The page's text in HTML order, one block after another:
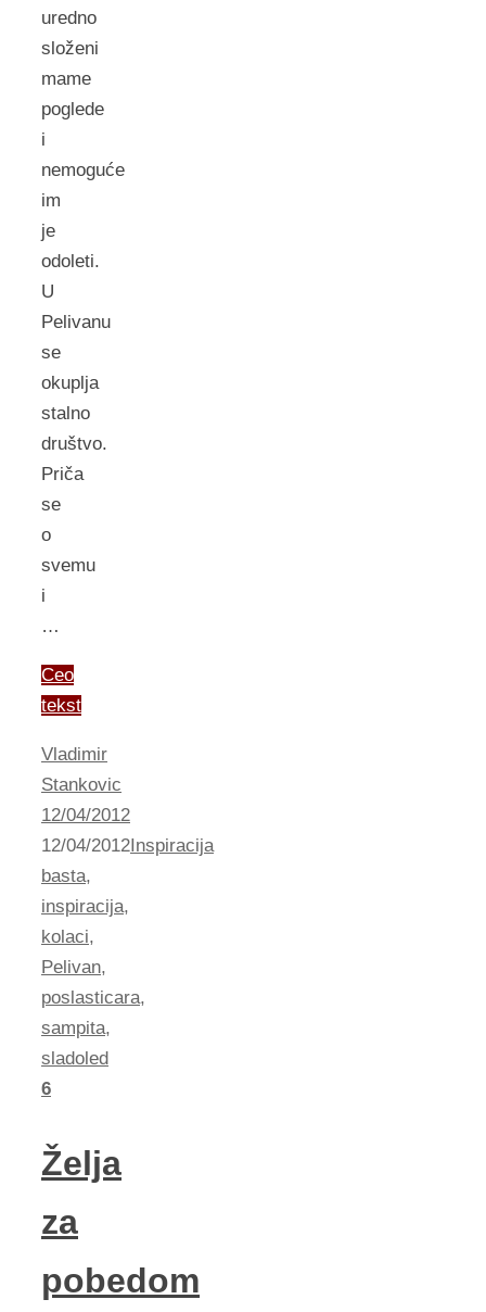
uredno
složeni
mame
poglede
i
nemoguće
im
je
odoleti.
U
Pelivanu
se
okuplja
stalno
društvo.
Priča
se
o
svemu
i
…
Ceo
tekst
Vladimir
Stankovic
12/04/2012
12/04/2012 Inspiracija
basta,
inspiracija,
kolaci,
Pelivan,
poslasticara,
sampita,
sladoled
6
Želja
za
pobedom